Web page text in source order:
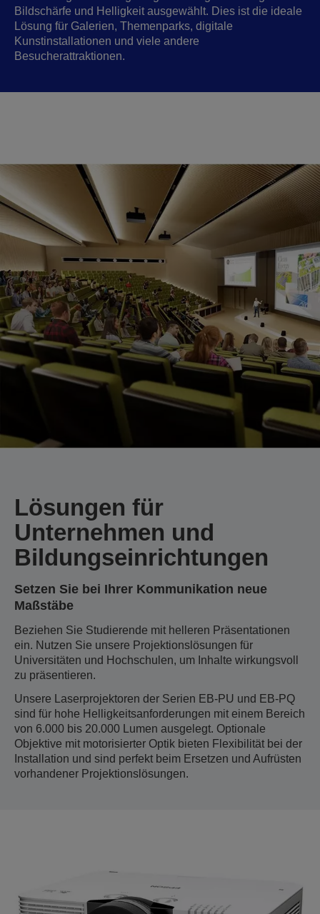
Bildschärfe und Helligkeit ausgewählt. Dies ist die ideale
Lösung für Galerien, Themenparks, digitale
Kunstinstallationen und viele andere
Besucherattraktionen.
Lösungen für
Unternehmen und
Bildungseinrichtungen
Setzen Sie bei Ihrer Kommunikation neue
Maßstäbe
Beziehen Sie Studierende mit helleren Präsentationen
ein. Nutzen Sie unsere Projektionslösungen für
Universitäten und Hochschulen, um Inhalte wirkungsvoll
zu präsentieren.
Unsere Laserprojektoren der Serien EB-PU und EB-PQ
sind für hohe Helligkeitsanforderungen mit einem Bereich
von 6.000 bis 20.000 Lumen ausgelegt. Optionale
Objektive mit motorisierter Optik bieten Flexibilität bei der
Installation und sind perfekt beim Ersetzen und Aufrüsten
vorhandener Projektionslösungen.